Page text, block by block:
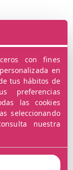
un NIF
el cliente se
como
con fines
en
tus hábitos de
preferencias
las cookies
seleccionando
nuestra